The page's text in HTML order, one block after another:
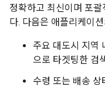
정확하고 최신이며 포
다. 다음은 애플리케이
주요 대도시 지역
으로 타겟팅한 검
수령 또는 배송